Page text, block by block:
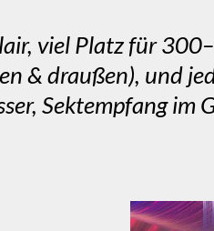
viel Platz für
& draußen), und
Sektempfang im